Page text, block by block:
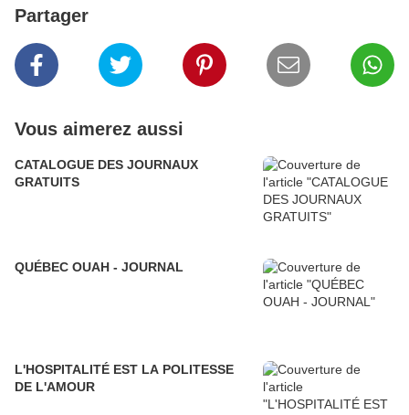
Partager
Vous aimerez aussi
CATALOGUE DES JOURNAUX
GRATUITS
QUÉBEC OUAH - JOURNAL
L'HOSPITALITÉ EST LA POLITESSE
DE L'AMOUR